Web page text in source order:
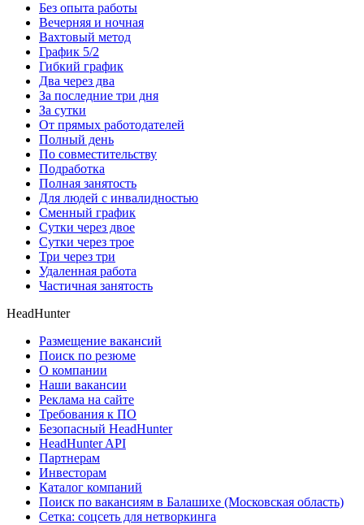
Без опыта работы
Вечерняя и ночная
Вахтовый метод
График 5/2
Гибкий график
Два через два
За последние три дня
За сутки
От прямых работодателей
Полный день
По совместительству
Подработка
Полная занятость
Для людей с инвалидностью
Сменный график
Сутки через двое
Сутки через трое
Три через три
Удаленная работа
Частичная занятость
HeadHunter
Размещение вакансий
Поиск по резюме
О компании
Наши вакансии
Реклама на сайте
Требования к ПО
Безопасный HeadHunter
HeadHunter API
Партнерам
Инвесторам
Каталог компаний
Поиск по вакансиям в Балашихе (Московская область)
Сетка: соцсеть для нетворкинга